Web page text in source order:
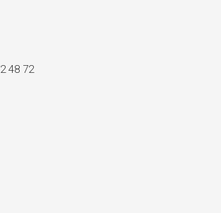
48 72